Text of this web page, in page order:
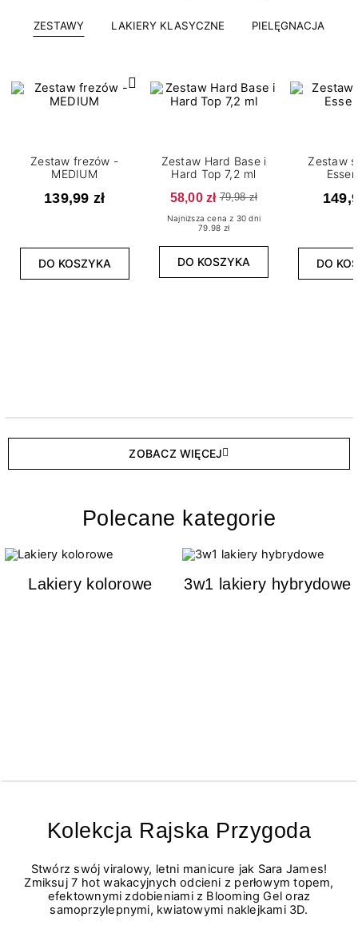
ZESTAWY LAKIERY KLASYCZNE PIELĘGNACJA
Zestaw frezów -
MEDIUM
139,99 zł
DO KOSZYKA
Zestaw Hard Base i
Hard Top 7,2 ml
58,00 zł 79,98 zł
Najniższa cena z 30 dni
79.98 zł
DO KOSZYKA
Zestaw
DO
ZOBACZ WIĘCEJ
Polecane kategorie
Lakiery kolorowe 3w1 lakiery hybrydowe
Kolekcja Rajska Przygoda
Stwórz swój viralowy, letni manicure jak Sara James!
Zmiksuj 7 hot wakacyjnych odcieni z perłowym topem,
efektownymi zdobieniami z Blooming Gel oraz
samoprzylepnymi, kwiatowymi naklejkami 3D.